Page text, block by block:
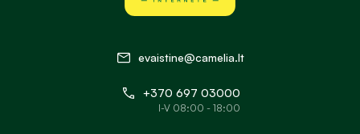
evaistine@camelia.lt
+370 697 03000
I-V 08:00 - 18:00